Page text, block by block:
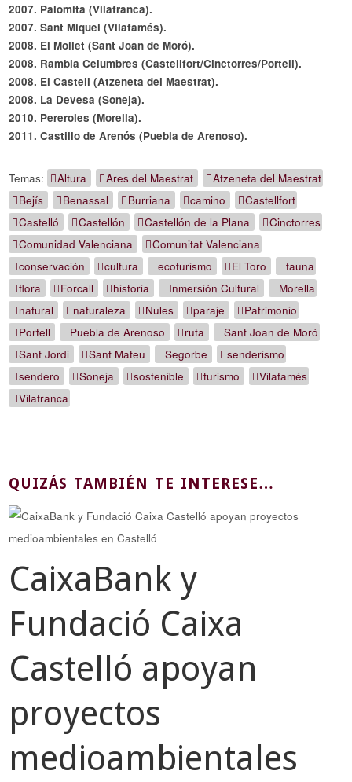
2007. Palomita (Vilafranca).
2007. Sant Miquel (Vilafamés).
2008. El Mollet (Sant Joan de Moró).
2008. Rambla Celumbres (Castellfort/Cinctorres/Portell).
2008. El Castell (Atzeneta del Maestrat).
2008. La Devesa (Soneja).
2010. Pereroles (Morella).
2011. Castillo de Arenós (Puebla de Arenoso).
Temas: Altura Ares del Maestrat
Atzeneta del Maestrat
Bejís
Benassal Burriana camino
Castellfort
Castelló
Castellón Castellón de la Plana
Cinctorres
Comunidad Valenciana
Comunitat Valenciana
conservación
cultura ecoturismo El Toro
fauna
flora
Forcall historia Inmersión Cultural
Morella
natural
naturaleza Nules paraje
Patrimonio
Portell
Puebla de Arenoso ruta
Sant Joan de Moró
Sant Jordi
Sant Mateu Segorbe
senderismo
sendero
Soneja sostenible turismo
Vilafamés
Vilafranca
QUIZÁS TAMBIÉN TE INTERESE…
CaixaBank y
Fundació Caixa
Castelló apoyan
proyectos
medioambientales